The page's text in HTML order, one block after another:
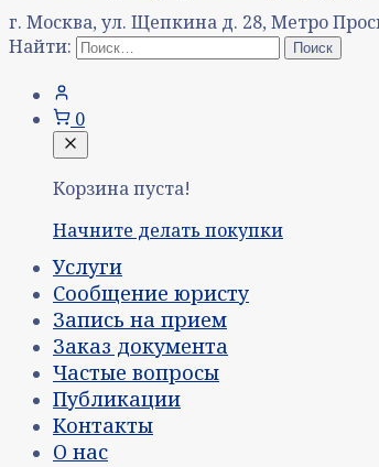
г. Москва, ул. Щепкина д. 28, Метро
Найти:
0
Корзина пуста!
Начните делать покупки
Услуги
Сообщение юристу
Запись на прием
Заказ документа
Частые вопросы
Публикации
Контакты
О нас